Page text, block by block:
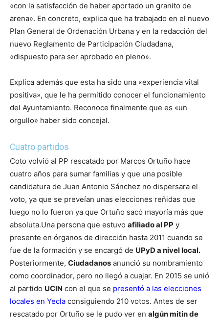
«con la satisfacción de haber aportado un granito de
arena». En concreto, explica que ha trabajado en el nuevo
Plan General de Ordenación Urbana y en la redacción del
nuevo Reglamento de Participación Ciudadana,
«dispuesto para ser aprobado en pleno».
Explica además que esta ha sido una «experiencia vital
positiva», que le ha permitido conocer el funcionamiento
del Ayuntamiento. Reconoce finalmente que es «un
orgullo» haber sido concejal.
Cuatro partidos
Coto volvió al PP rescatado por Marcos Ortuño hace
cuatro años para sumar familias y que una posible
candidatura de Juan Antonio Sánchez no dispersara el
voto, ya que se preveían unas elecciones reñidas que
luego no lo fueron ya que Ortuño sacó mayoría más que
absoluta.Una persona que estuvo afiliado al PP y
presente en órganos de dirección hasta 2011 cuando se
fue de la formación y se encargó de UPyD a nivel local.
Posteriormente, Ciudadanos anunció su nombramiento
como coordinador, pero no llegó a cuajar. En 2015 se unió
al partido UCIN con el que se presentó a las elecciones
locales en Yecla consiguiendo 210 votos. Antes de ser
rescatado por Ortuño se le pudo ver en algún mitin de